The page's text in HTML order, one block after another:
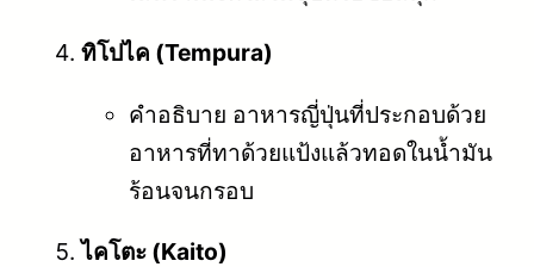
ทิโปไค (Tempura)
คำอธิบาย อาหารญี่ปุ่นที่ประกอบด้วย
อาหารที่ทาด้วยแป้งแล้วทอดในน้ำมัน
ร้อนจนกรอบ
ไคโตะ (Kaito)